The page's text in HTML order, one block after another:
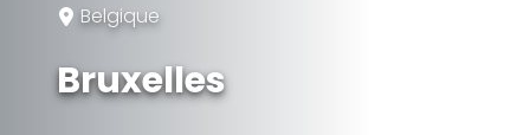
Belgique
Bruxelles